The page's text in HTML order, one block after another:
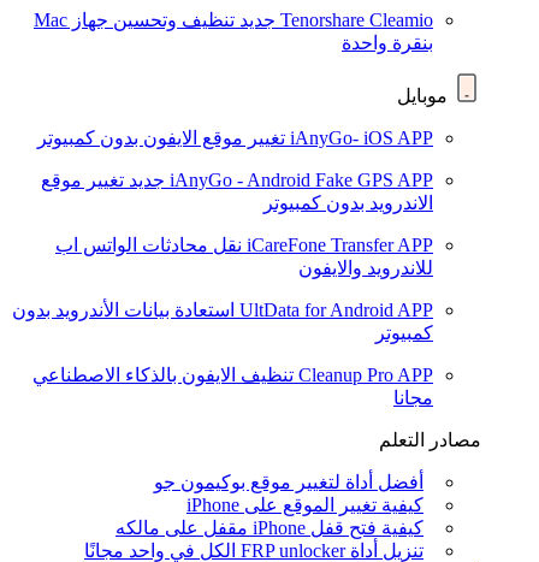
Tenorshare Cleamio جديد
تنظيف وتحسين جهاز Mac
بنقرة واحدة
موبايل
iAnyGo- iOS APP تغيير موقع الايفون بدون كمبيوتر
iAnyGo - Android Fake GPS APP جديد تغيير موقع
الاندرويد بدون كمبيوتر
iCareFone Transfer APP نقل محادثات الواتس اب
للاندرويد والايفون
UltData for Android APP استعادة بيانات الأندرويد بدون
كمبيوتر
Cleanup Pro APP تنظيف الايفون بالذكاء الاصطناعي
مجانا
مصادر التعلم
أفضل أداة لتغيير موقع بوكيمون جو
كيفية تغيير الموقع على iPhone
كيفية فتح قفل iPhone مقفل على مالكه
تنزيل أداة FRP unlocker الكل في واحد مجانًا